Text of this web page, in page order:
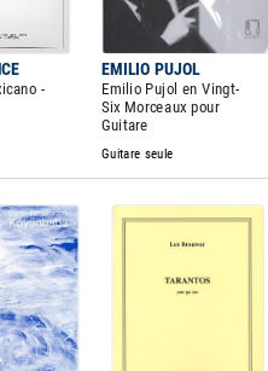
EMILIO PUJOL
-
Emilio Pujol en Vingt-
Six Morceaux pour
Guitare
Guitare seule